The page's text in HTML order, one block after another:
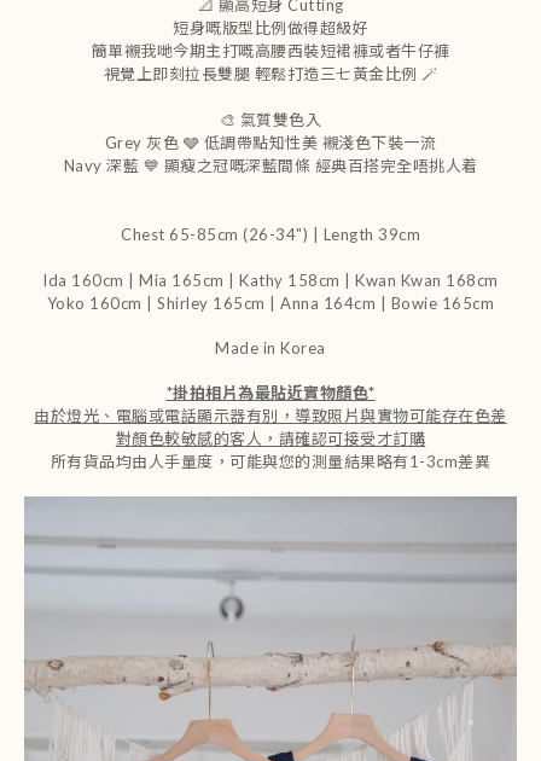
📐 顯高短身 Cutting
短身嘅版型比例做得超級好
簡單襯我哋今期主打嘅高腰西裝短裙褲或者牛仔褲
視覺上即刻拉長雙腿 輕鬆打造三七黃金比例 🪄
🎨 氣質雙色入
Grey 灰色 🩶 低調帶點知性美 襯淺色下裝一流
Navy 深藍 💙 顯瘦之冠嘅深藍間條 經典百搭完全唔挑人着
Chest 65-85cm (26-34") | Length 39cm
Ida 160cm | Mia 165cm | Kathy 158cm |Kwan Kwan 168cm
Yoko 160cm | Shirley 165cm
| Anna 164cm | Bowie 165cm
Made in Korea
*掛拍相片為最貼近實物顏色*
由於燈光、電腦或電話顯示器有別，導致照片與實物可能存在色差
對顏色較敏感的客人，請確認可接受才訂購
所有貨品均由人手量度，可能與您的測量結果略有1-3cm差異